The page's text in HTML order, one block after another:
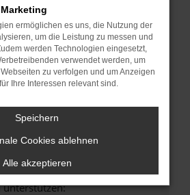
auf dem neuesten Stand
birgt nicht nur ein
sondern kann auch dazu
Funktionen nicht mehr
den Webseitenbetreiber.
genannten Schritte versucht
uns bitte. Wir werden
Problem zu beheben. Du kannst
schicken, um uns bei der
unterstützen:
ermöglichen es uns, die Nutzung der
um die Leistung zu messen und
werden Technologien eingesetzt,
verwendet werden, um
zu verfolgen und um Anzeigen
Ihre Interessen relevant sind.
Speichern
Cookies ablehnen
Alle akzeptieren